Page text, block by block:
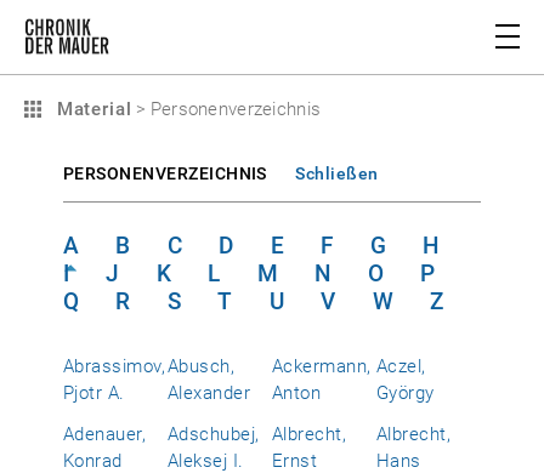
Material > Personenverzeichnis
PERSONENVERZEICHNIS Schließen
A B C D E F G
H
I
J K L M N O
P
Q
R S T U V W Z
Abrassimov,
Pjotr A.
Abusch,
Alexander
Ackermann,
Anton
Aczel,
György
Adenauer,
Konrad
Adschubej,
Aleksej I.
Albrecht,
Ernst
Albrecht,
Hans